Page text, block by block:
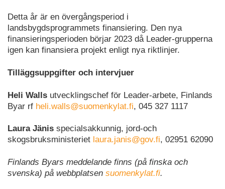
Detta år är en övergångsperiod i
landsbygdsprogrammets finansiering. Den nya
finansieringsperioden börjar 2023 då Leader-grupperna
igen kan finansiera projekt enligt nya riktlinjer.
Tilläggsuppgifter och intervjuer
Heli Walls utvecklingschef för Leader-arbete, Finlands
Byar rf heli.walls@suomenkylat.fi, 045 327 1117
Laura Jänis specialsakkunnig, jord-och
skogsbruksministeriet laura.janis@gov.fi, 02951 62090
Finlands Byars meddelande finns (på finska och
svenska) på webbplatsen suomenkylat.fi.